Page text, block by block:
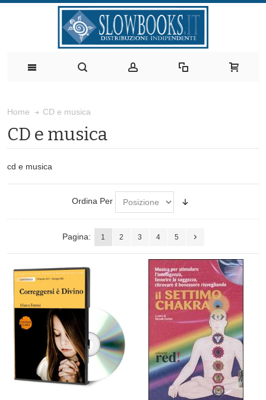
Home CD e musica
CD e musica
cd e musica
Ordina Per
Pagina: 1 2 3 4 5